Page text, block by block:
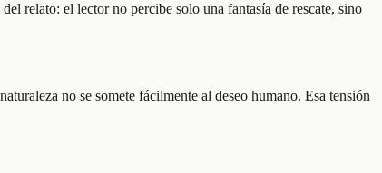
relato: el lector no percibe solo una fantasía de rescate, sino
no se somete fácilmente al deseo humano. Esa tensión